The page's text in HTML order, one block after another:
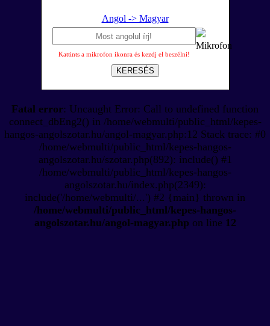
Angol -> Magyar
Kattints a mikrofon ikonra és kezdj el beszélni!
KERESÉS
Fatal error: Uncaught Error: Call to undefined function
connect_dbEng2() in /home/webmulti/public_html/kepes-
hangos-angolszotar.hu/angol-magyar.php:12 Stack trace: #0
/home/webmulti/public_html/kepes-hangos-
angolszotar.hu/szotar.php(892): include() #1
/home/webmulti/public_html/kepes-hangos-
angolszotar.hu/index.php(2349):
include('/home/webmulti/...') #2 {main} thrown in
/home/webmulti/public_html/kepes-hangos-
angolszotar.hu/angol-magyar.php on line 12